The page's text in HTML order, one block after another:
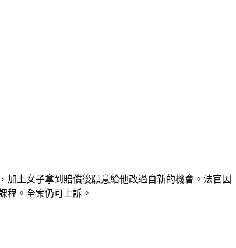
上女子拿到賠償後願意給他改過自新的機會。法官因
程。全案仍可上訴。